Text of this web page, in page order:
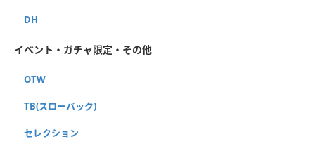
DH
イベント・ガチャ限定・その他
OTW
TB(スローバック)
セレクション